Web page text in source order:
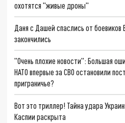
охотятся "живые дроны"
Даня с Дашей спаслись от
закончились
"Очень плохие новости": Большая
НАТО впервые за СВО остановили
приграничье?
Вот это триллер! Тайна удара
Каспии раскрыта